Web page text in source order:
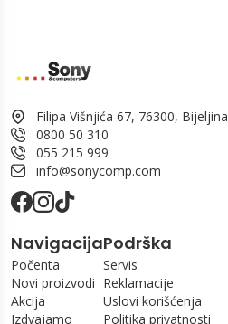
Filipa Višnjića 67, 76300, Bijeljina
0800 50 310
055 215 999
info@sonycomp.com
Navigacija
Počenta
Novi proizvodi
Akcija
Izdvajamo
Podrška
Servis
Reklamacije
Uslovi korišćenja
Politika privatnosti